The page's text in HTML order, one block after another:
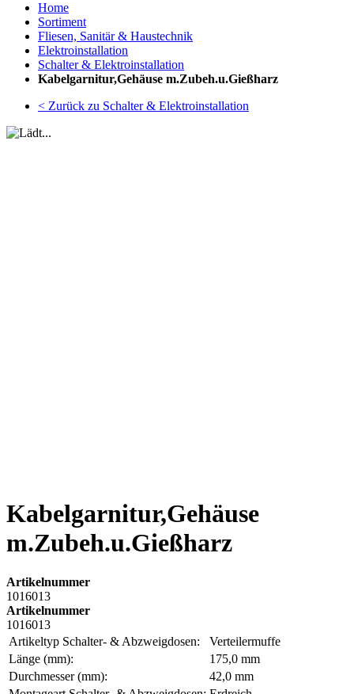
Home
Sortiment
Fliesen, Sanitär & Haustechnik
Elektroinstallation
Schalter & Elektroinstallation
Kabelgarnitur,Gehäuse m.Zubeh.u.Gießharz
< Zurück zu Schalter & Elektroinstallation
Kabelgarnitur,Gehäuse
m.Zubeh.u.Gießharz
Artikelnummer
1016013
Artikelnummer
1016013
Artikeltyp Schalter- & Abzweigdosen:
Verteilermuffe
Länge (mm):
175,0 mm
Durchmesser (mm):
42,0 mm